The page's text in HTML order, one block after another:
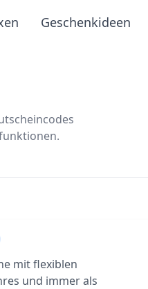
Geschenkideen
mit flexiblen
und immer als